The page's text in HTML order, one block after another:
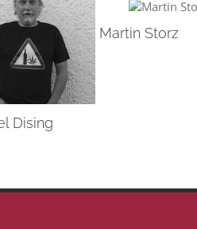
Dising
Martin Storz